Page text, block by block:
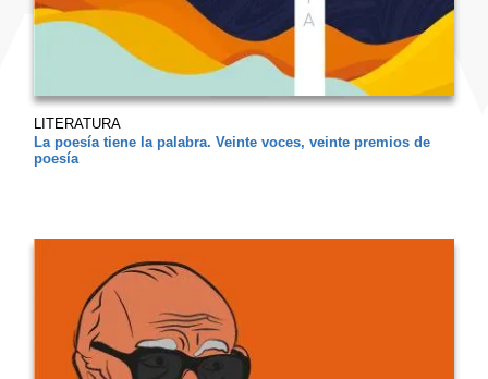
LITERATURA
La poesía tiene la palabra. Veinte voces, veinte premios de
poesía